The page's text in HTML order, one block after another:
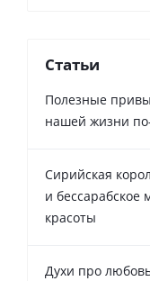
Статьи
Полезные
нашей жизни
Сирийская
и бессарабское
красоты
Духи про